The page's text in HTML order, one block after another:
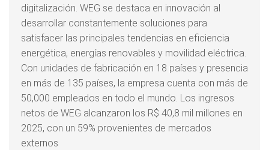
digitalización. WEG se destaca en innovación al
desarrollar constantemente soluciones para
satisfacer las principales tendencias en eficiencia
energética, energías renovables y movilidad eléctrica.
Con unidades de fabricación en 18 países y presencia
en más de 135 países, la empresa cuenta con más de
50,000 empleados en todo el mundo. Los ingresos
netos de WEG alcanzaron los R$ 40,8 mil millones en
2025, con un 59% provenientes de mercados
externos